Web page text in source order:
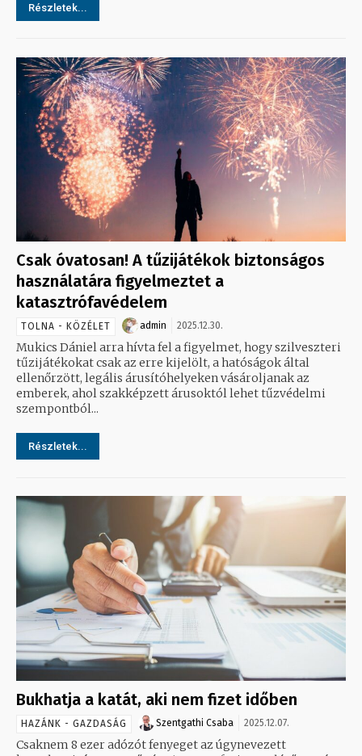
Részletek...
Csak óvatosan! A tűzijátékok biztonságos
használatára figyelmeztet a
katasztrófavédelem
TOLNA - KÖZÉLET admin 2025.12.30.
Mukics Dániel arra hívta fel a figyelmet, hogy szilveszteri
tűzijátékokat csak az erre kijelölt, a hatóságok által
ellenőrzött, legális árusítóhelyeken vásároljanak az
emberek, ahol szakképzett árusoktól lehet tűzvédelmi
szempontból...
Részletek...
Bukhatja a katát, aki nem fizet időben
HAZÁNK - GAZDASÁG Szentgathi Csaba 2025.12.07.
Csaknem 8 ezer adózót fenyeget az úgynevezett